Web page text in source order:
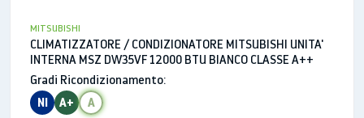
MITSUBISHI
CLIMATIZZATORE / CONDIZIONATORE MITSUBISHI UNITA'
INTERNA MSZ DW35VF 12000 BTU BIANCO CLASSE A++
Gradi Ricondizionamento:
NI
A+ A